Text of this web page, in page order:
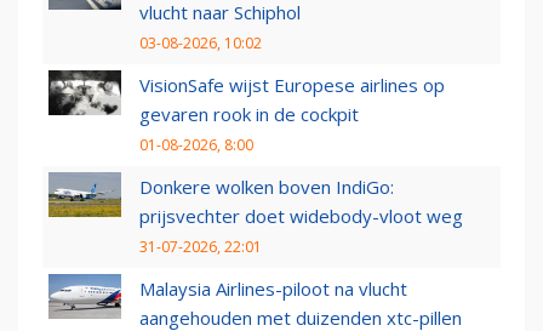
vlucht naar Schiphol
03-08-2026, 10:02
VisionSafe wijst Europese airlines op
gevaren rook in de cockpit
01-08-2026, 8:00
Donkere wolken boven IndiGo:
prijsvechter doet widebody-vloot weg
31-07-2026, 22:01
Malaysia Airlines-piloot na vlucht
aangehouden met duizenden xtc-pillen